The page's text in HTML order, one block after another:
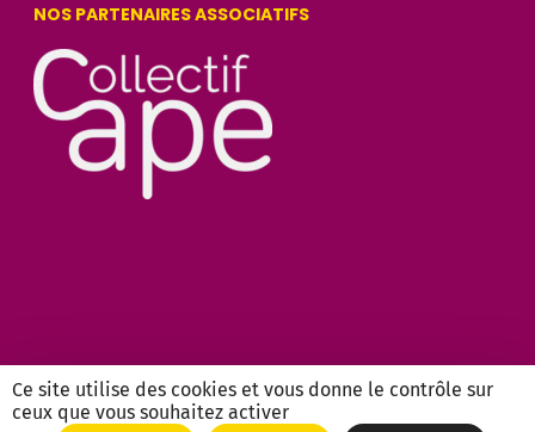
Ce site utilise des cookies et vous donne le contrôle sur
ceux que vous souhaitez activer
NOS PARTENAIRES ASSOCIATIFS